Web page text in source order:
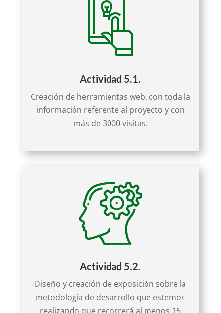
Actividad 5.1.
Creación de herramientas web, con toda la
información referente al proyecto y con
más de 3000 visitas.
Actividad 5.2.
Diseño y creación de exposición sobre la
metodología de desarrollo que estemos
realizando que recorrerá al menos 15